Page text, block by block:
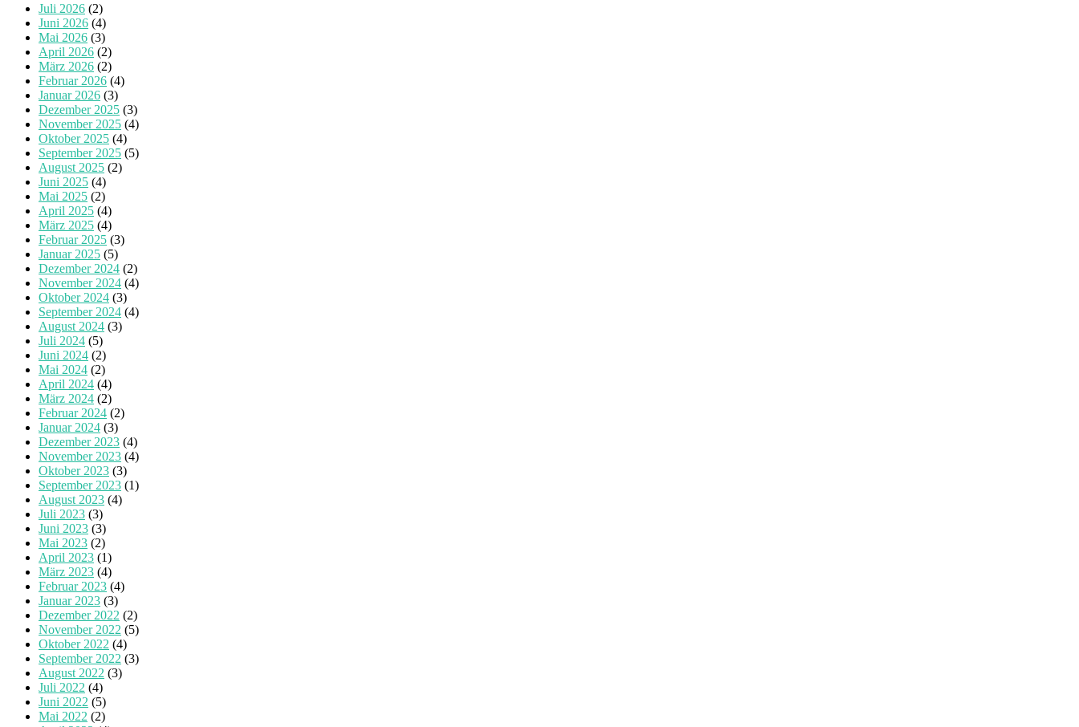
Juli 2026 (2)
Juni 2026 (4)
Mai 2026 (3)
April 2026 (2)
März 2026 (2)
Februar 2026 (4)
Januar 2026 (3)
Dezember 2025 (3)
November 2025 (4)
Oktober 2025 (4)
September 2025 (5)
August 2025 (2)
Juni 2025 (4)
Mai 2025 (2)
April 2025 (4)
März 2025 (4)
Februar 2025 (3)
Januar 2025 (5)
Dezember 2024 (2)
November 2024 (4)
Oktober 2024 (3)
September 2024 (4)
August 2024 (3)
Juli 2024 (5)
Juni 2024 (2)
Mai 2024 (2)
April 2024 (4)
März 2024 (2)
Februar 2024 (2)
Januar 2024 (3)
Dezember 2023 (4)
November 2023 (4)
Oktober 2023 (3)
September 2023 (1)
August 2023 (4)
Juli 2023 (3)
Juni 2023 (3)
Mai 2023 (2)
April 2023 (1)
März 2023 (4)
Februar 2023 (4)
Januar 2023 (3)
Dezember 2022 (2)
November 2022 (5)
Oktober 2022 (4)
September 2022 (3)
August 2022 (3)
Juli 2022 (4)
Juni 2022 (5)
Mai 2022 (2)